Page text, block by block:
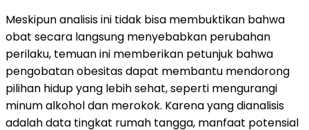
Meskipun analisis ini tidak bisa membuktikan bahwa
obat secara langsung menyebabkan perubahan
perilaku, temuan ini memberikan petunjuk bahwa
pengobatan obesitas dapat membantu mendorong
pilihan hidup yang lebih sehat, seperti mengurangi
minum alkohol dan merokok. Karena yang dianalisis
adalah data tingkat rumah tangga, manfaat potensial